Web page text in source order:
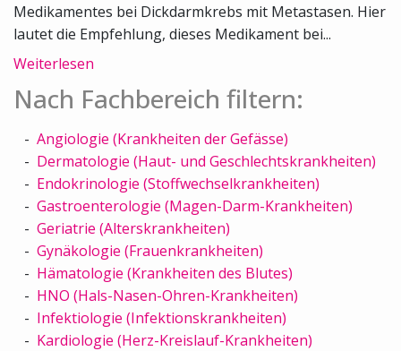
Medikamentes bei Dickdarmkrebs mit Metastasen. Hier
lautet die Empfehlung, dieses Medikament bei...
Weiterlesen
Nach Fachbereich filtern:
Angiologie (Krankheiten der Gefässe)
Dermatologie (Haut- und Geschlechtskrankheiten)
Endokrinologie (Stoffwechselkrankheiten)
Gastroenterologie (Magen-Darm-Krankheiten)
Geriatrie (Alterskrankheiten)
Gynäkologie (Frauenkrankheiten)
Hämatologie (Krankheiten des Blutes)
HNO (Hals-Nasen-Ohren-Krankheiten)
Infektiologie (Infektionskrankheiten)
Kardiologie (Herz-Kreislauf-Krankheiten)